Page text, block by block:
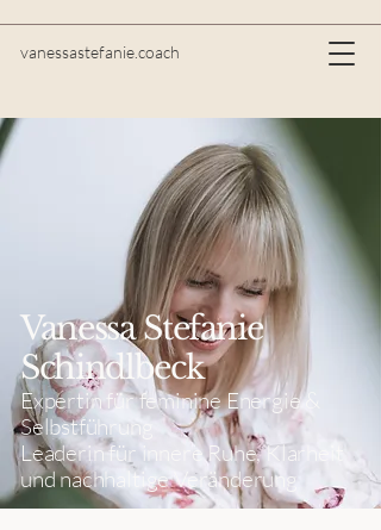
vanessastefanie.coach
Vanessa Stefanie
Schindlbeck
Expertin für feminine Energie &
Selbstführung
Leaderin für innere Ruhe, Klarheit
und nachhaltige Veränderung​